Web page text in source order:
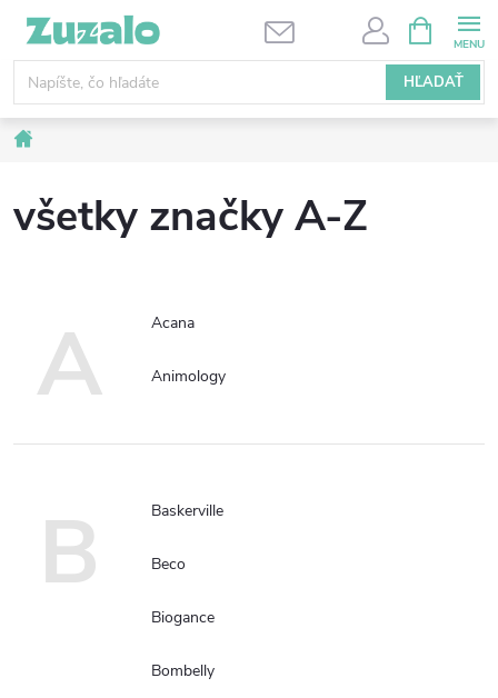
Prejsť
obsah
HĽADAŤ
KOŠÍK
všetky značky A-Z
A Acana
Animology
B Baskerville
Beco
Biogance
Bombelly